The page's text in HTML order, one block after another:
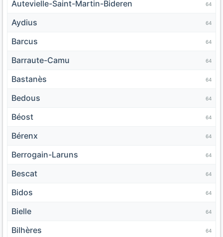
Autevielle-Saint-Martin-Bideren 64
Aydius 64
Barcus 64
Barraute-Camu 64
Bastanès 64
Bedous 64
Béost 64
Bérenx 64
Berrogain-Laruns 64
Bescat 64
Bidos 64
Bielle 64
Bilhères 64